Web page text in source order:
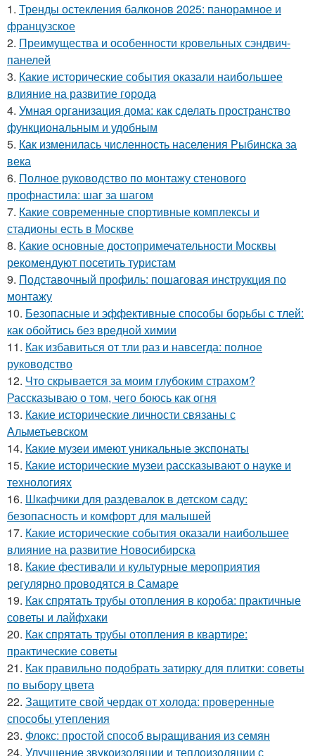
1. Тренды остекления балконов 2025: панорамное и
французское
2. Преимущества и особенности кровельных сэндвич-
панелей
3. Какие исторические события оказали наибольшее
влияние на развитие города
4. Умная организация дома: как сделать пространство
функциональным и удобным
5. Как изменилась численность населения Рыбинска за
века
6. Полное руководство по монтажу стенового
профнастила: шаг за шагом
7. Какие современные спортивные комплексы и
стадионы есть в Москве
8. Какие основные достопримечательности Москвы
рекомендуют посетить туристам
9. Подставочный профиль: пошаговая инструкция по
монтажу
10. Безопасные и эффективные способы борьбы с тлей:
как обойтись без вредной химии
11. Как избавиться от тли раз и навсегда: полное
руководство
12. Что скрывается за моим глубоким страхом?
Рассказываю о том, чего боюсь как огня
13. Какие исторические личности связаны с
Альметьевском
14. Какие музеи имеют уникальные экспонаты
15. Какие исторические музеи рассказывают о науке и
технологиях
16. Шкафчики для раздевалок в детском саду:
безопасность и комфорт для малышей
17. Какие исторические события оказали наибольшее
влияние на развитие Новосибирска
18. Какие фестивали и культурные мероприятия
регулярно проводятся в Самаре
19. Как спрятать трубы отопления в короба: практичные
советы и лайфхаки
20. Как спрятать трубы отопления в квартире:
практические советы
21. Как правильно подобрать затирку для плитки: советы
по выбору цвета
22. Защитите свой чердак от холода: проверенные
способы утепления
23. Флокс: простой способ выращивания из семян
24. Улучшение звукоизоляции и теплоизоляции с